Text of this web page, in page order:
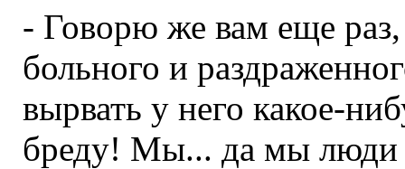
- Говорю же вам еще
больного и
вырвать у него какое-
бреду! Мы... да мы люди